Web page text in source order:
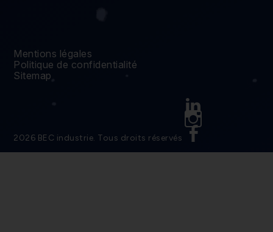
2026 BEC industrie. Tous droits réservés
Mentions légales
Politique de confidentialité
Sitemap